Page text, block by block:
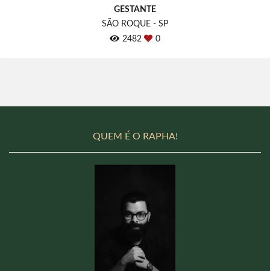
GESTANTE
SÃO ROQUE - SP
2482
0
QUEM É O RAPHA!